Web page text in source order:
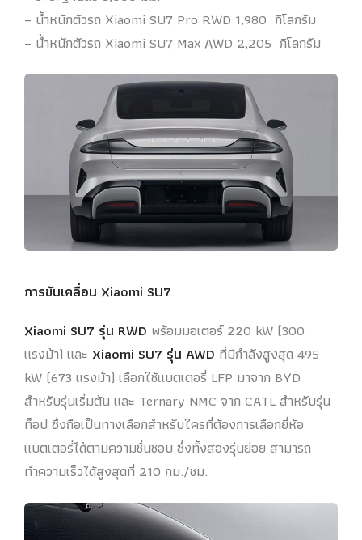
– น้ำหนักตัวรถ Xiaomi SU7 Pro RWD 1,980 กิโลกรัม
– น้ำหนักตัวรถ Xiaomi SU7 Max AWD 2,205 กิโลกรัม
การขับเคลื่อน Xiaomi SU7
Xiaomi SU7 รุ่น RWD พร้อมมอเตอร์ 220 kW (300
แรงม้า) และ Xiaomi SU7 รุ่น AWD ที่มีกำลังสูงสุด 495
kW (673 แรงม้า) เลือกใช้แบตเตอรี่ LFP มาจาก BYD
สำหรับรุ่นเริ่มต้น และ Ternary NMC จาก CATL สำหรับรุ่น
ท็อป ซึ่งถือเป็นทางเลือกสำหรับใครที่ต้องการเลือกยี่ห้อ
แบตเตอรี่ได้ตามความชื่นชอบ ซึ่งทั้งสองรุ่นย่อย สามารถ
ทำความเร็วได้สูงสุดที่ 210 กม./ชม.